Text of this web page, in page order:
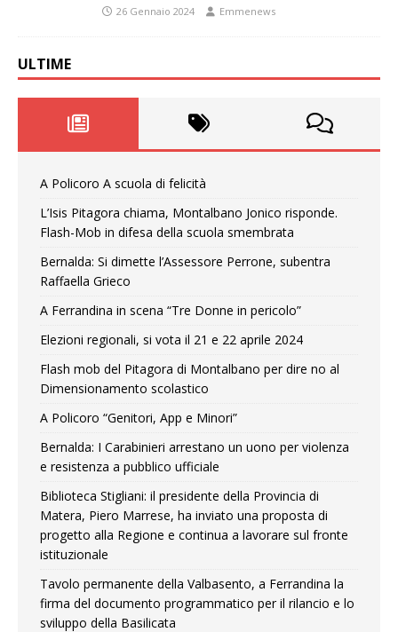
26 Gennaio 2024 Emmenews
ULTIME
A Policoro A scuola di felicità
L’Isis Pitagora chiama, Montalbano Jonico risponde.
Flash-Mob in difesa della scuola smembrata
Bernalda: Si dimette l’Assessore Perrone, subentra
Raffaella Grieco
A Ferrandina in scena “Tre Donne in pericolo”
Elezioni regionali, si vota il 21 e 22 aprile 2024
Flash mob del Pitagora di Montalbano per dire no al
Dimensionamento scolastico
A Policoro “Genitori, App e Minori”
Bernalda: I Carabinieri arrestano un uono per violenza
e resistenza a pubblico ufficiale
Biblioteca Stigliani: il presidente della Provincia di
Matera, Piero Marrese, ha inviato una proposta di
progetto alla Regione e continua a lavorare sul fronte
istituzionale
Tavolo permanente della Valbasento, a Ferrandina la
firma del documento programmatico per il rilancio e lo
sviluppo della Basilicata